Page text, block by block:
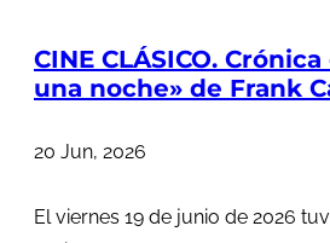
CINE CLÁSICO.
una noche» de Frank
20 Jun, 2026
El viernes 19 de junio de 2026